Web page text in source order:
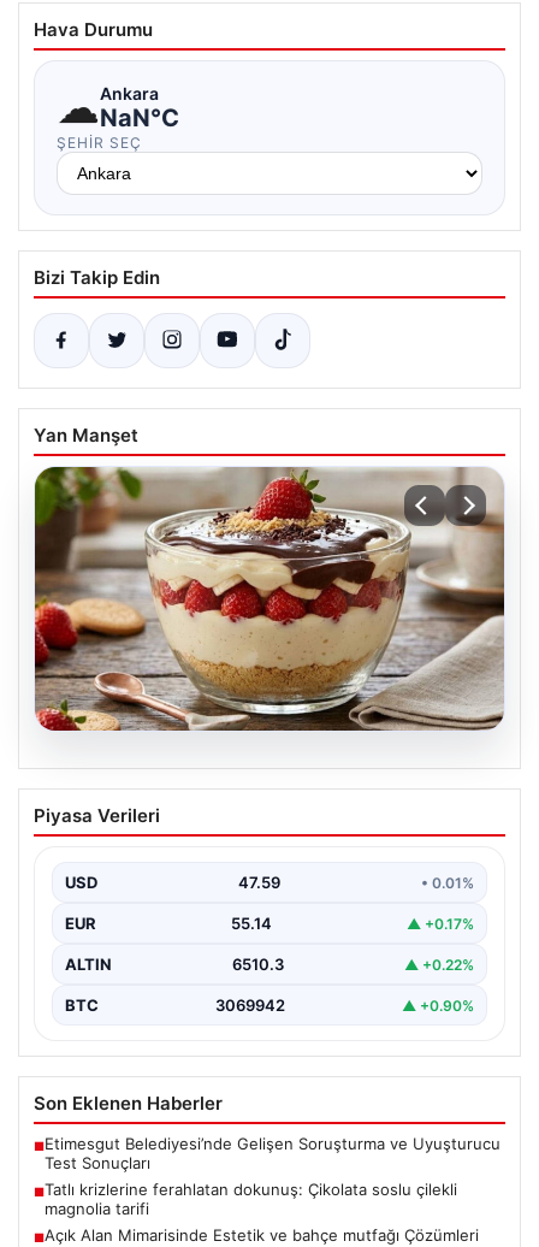
Hava Durumu
☁Ankara
NaN°C
ŞEHIR SEÇ
Bizi Takip Edin
Yan Manşet
05.08.2026
Tatlı krizlerine ferahlatan dokunuş:
Çikolata soslu çilekli magnolia tarifi
Soslu Çilekli Magnolia Tarifi", "content": "Hayatın…
Piyasa Verileri
USD 47.59 • 0.01%
EUR 55.14 ▲ +0.17%
ALTIN 6510.3 ▲ +0.22%
BTC 3069942 ▲ +0.90%
Son Eklenen Haberler
■Etimesgut Belediyesi’nde Gelişen Soruşturma ve Uyuşturucu
Test Sonuçları
■Tatlı krizlerine ferahlatan dokunuş: Çikolata soslu çilekli
magnolia tarifi
■Açık Alan Mimarisinde Estetik ve bahçe mutfağı Çözümleri